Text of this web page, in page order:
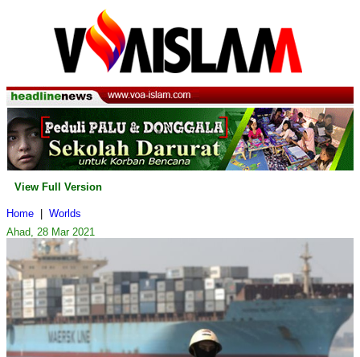
View Full Version
Home
Worlds
Ahad, 28 Mar 2021